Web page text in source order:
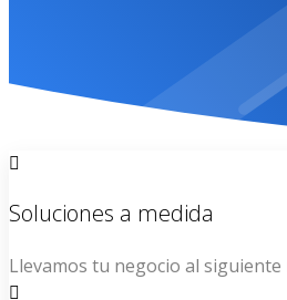
Soluciones a medida
Llevamos tu negocio al